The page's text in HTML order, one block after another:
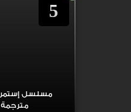
5
مترجمة Run On ح5